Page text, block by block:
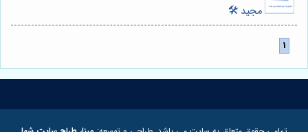
مجید 🛠️